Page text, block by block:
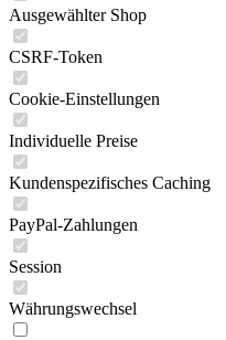
Ausgewählter Shop
CSRF-Token
Cookie-Einstellungen
Individuelle Preise
Kundenspezifisches Caching
PayPal-Zahlungen
Session
Währungswechsel